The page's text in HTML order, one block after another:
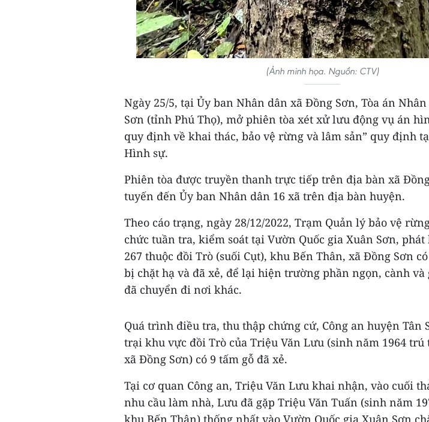
(Ảnh minh họa. Nguồn: CTV)
Ngày 25/5, tại Ủy ban Nhân dân xã Đồng Sơn, Tòa án
Sơn (tỉnh Phú Thọ), mở phiên tòa xét xử lưu động vụ án
quy định về khai thác, bảo vệ rừng và lâm sản” quy định
Hình sự.
Phiên tòa được truyền thanh trực tiếp trên địa bàn xã
tuyến đến Ủy ban Nhân dân 16 xã trên địa bàn huyện.
Theo cáo trạng, ngày 28/12/2022, Trạm Quản lý bảo vệ
chức tuần tra, kiểm soát tại Vườn Quốc gia Xuân Sơn,
267 thuộc đồi Trò (suối Cụt), khu Bến Thân, xã Đồng Sơn
bị chặt hạ và đã xẻ, để lại hiện trường phần ngọn, cành và
đã chuyển đi nơi khác.
Quá trình điều tra, thu thập chứng cứ, Công an huyện Tân
trại khu vực đồi Trò của Triệu Văn Lưu (sinh năm 1964 trú
xã Đồng Sơn) có 9 tấm gỗ đã xẻ.
Tại cơ quan Công an, Triệu Văn Lưu khai nhận, vào cuối
nhu cầu làm nhà, Lưu đã gặp Triệu Văn Tuấn (sinh năm
khu Bến Thân) thống nhất vào Vườn Quốc gia Xuân Sơn